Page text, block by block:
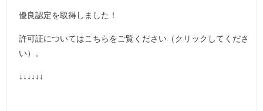
優良認定を取得しました！
許可証についてはこちらをご覧ください（クリックしてくださ
い）。
↓↓↓↓↓↓